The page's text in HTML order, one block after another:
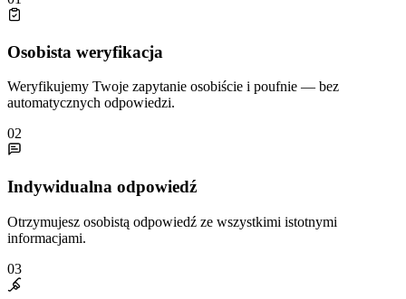
Osobista weryfikacja
Weryfikujemy Twoje zapytanie osobiście i poufnie — bez
automatycznych odpowiedzi.
02
Indywidualna odpowiedź
Otrzymujesz osobistą odpowiedź ze wszystkimi istotnymi
informacjami.
03